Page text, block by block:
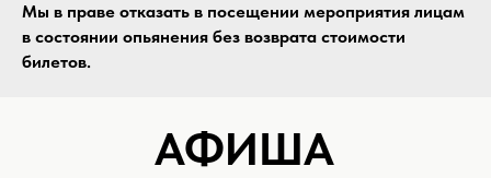
Мы в праве отказать в посещении мероприятия лицам
в состоянии опьянения без возврата стоимости
билетов.
АФИША